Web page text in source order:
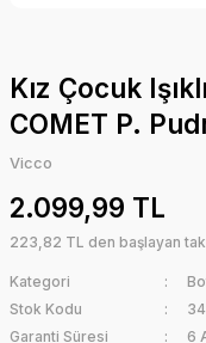
Kız Çocuk
COMET P.
Vicco
2.099,99 TL
223,82 TL den başlayan
Kategori
Stok Kodu
Garanti Süresi
6